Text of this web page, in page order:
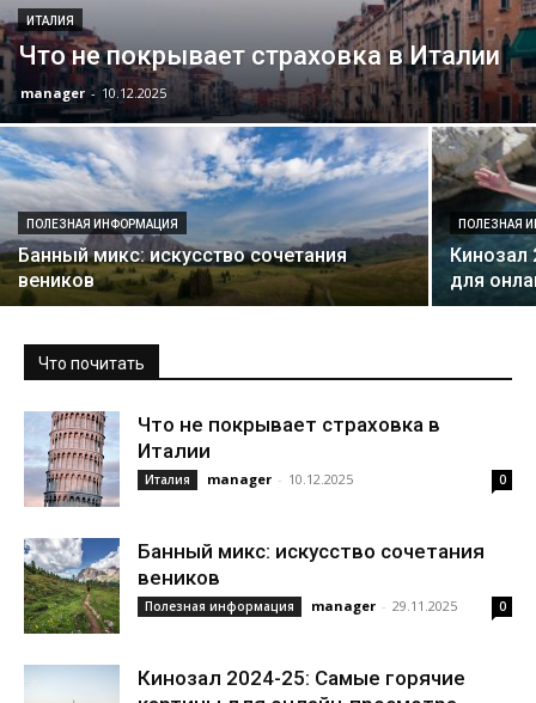
ИТАЛИЯ
Что не покрывает страховка в Италии
manager - 10.12.2025
ПОЛЕЗНАЯ ИНФОРМАЦИЯ
Банный микс: искусство сочетания
веников
ПОЛЕЗНАЯ
Кинозал
для
Что почитать
Что не покрывает страховка в
Италии
Италия manager - 10.12.2025 0
Банный микс: искусство сочетания
веников
Полезная информация manager - 29.11.2025 0
Кинозал 2024-25: Самые горячие